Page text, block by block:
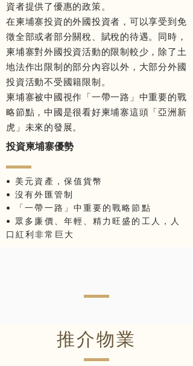
資者提供了優惠的政策。
在柬埔寨投資的外國投資者，可以享受到免
徵全部或者部分關稅、賦稅的待遇。同時，
柬埔寨對外國投資活動的限制較少，除了土
地法作出限制的部分內容以外，大部分外國
投資活動不受國籍限制。
柬埔寨被中國視作「一帶一路」中重要的戰
略節點，中國是很看好柬埔寨這頭「亞洲新
虎」未來的發展。
投資柬埔寨優勢
• 美元資產，保值貨幣
• 沒有外匯管制
• 「一帶一路」中重要的戰略節點
• 眾多廉價、年輕、精力旺盛的工人，人
口紅利非常巨大
推介物業